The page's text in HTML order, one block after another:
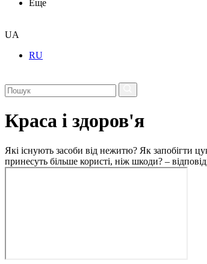
Еще
UA
RU
Краса і здоров'я
Які існують засоби від нежитю? Як запобігти
принесуть більше користі, ніж шкоди? –